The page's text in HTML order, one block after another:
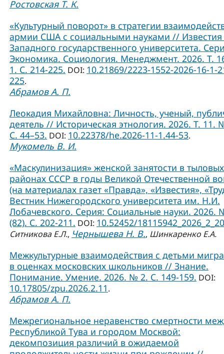
Ростовская Т. К.
«Культурный поворот» в стратегии
армии США с социальными науками //
Западного государственного университета.
Экономика. Социология. Менеджмент. 2026. Т.
1. С. 214-225. DOI: 10.21869/2223-1552-2026-16-1-
225.
Абрамов А. П.
Леокадия Михайловна: Личность, ученый,
деятель // Историческая этнология. 2026. Т. 11.
С. 44–53. DOI: 10.22378/he.2026-11-1.44-53.
Мукомель В. И.
«Маскулинизация» женской занятости в тыловых
районах СССР в годы Великой Отечественной
(на материалах газет «Правда», «Известия»,
Вестник Нижегородского университета им. Н.И.
Лобачевского. Серия: Социальные науки. 2026.
(82). С. 202-211. DOI: 10.52452/
Ситникова Е.Л., Чернышева Н. В., Шинкаренко Е.А.
Межкультурные взаимодействия с детьми
в оценках московских школьников // Знание.
Понимание. Умение. 2026. № 2. С. 149-159. DOI:
10.17805/zpu.2026.2.11.
Абрамов А. П.
Межрегиональное неравенство смертности
Республикой Тува и городом Москвой:
декомпозиция различий в ожидаемой